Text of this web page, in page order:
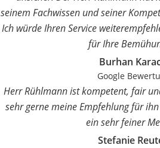
seinem Fachwissen und seiner
Ich würde Ihren Service
für Ihre
Burhan
Google
Herr Rühlmann ist kompetent, fair
sehr gerne meine Empfehlung für
ein sehr feiner
Stefanie